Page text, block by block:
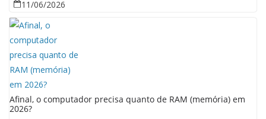
11/06/2026
Afinal, o computador precisa quanto de RAM (memória) em
2026?